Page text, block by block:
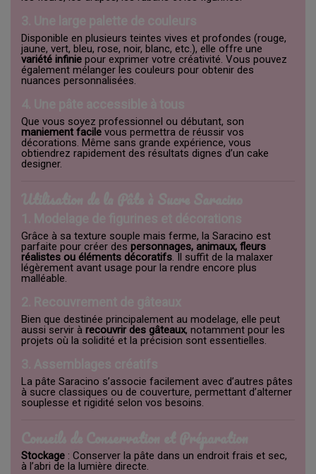
Disponible en plusieurs teintes vives et profondes (rouge,
jaune, vert, bleu, rose, noir, blanc, etc.), elle offre une
variété infinie pour exprimer votre créativité. Vous pouvez
également mélanger les couleurs pour obtenir des
nuances personnalisées.
Que vous soyez professionnel ou débutant, son
maniement facile vous permettra de réussir vos
décorations. Même sans grande expérience, vous
obtiendrez rapidement des résultats dignes d’un cake
designer.
Grâce à sa texture souple mais ferme, la Saracino est
parfaite pour créer des personnages, animaux, fleurs
réalistes ou éléments décoratifs. Il suffit de la malaxer
légèrement avant usage pour la rendre encore plus
malléable.
Bien que destinée principalement au modelage, elle peut
aussi servir à recouvrir des gâteaux, notamment pour les
projets où la solidité et la précision sont essentielles.
La pâte Saracino s’associe facilement avec d’autres pâtes
à sucre classiques ou de couverture, permettant d’alterner
souplesse et rigidité selon vos besoins.
Stockage : Conserver la pâte dans un endroit frais et sec,
à l’abri de la lumière directe.